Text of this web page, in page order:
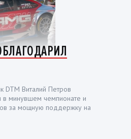
DTM Виталий Петров
в минувшем чемпионате и
за мощную поддержку на